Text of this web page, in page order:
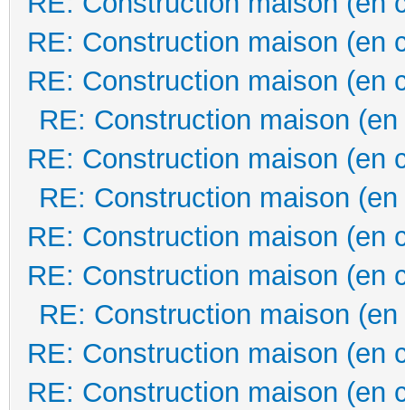
RE: Construction maison (en
RE: Construction maison (en
RE: Construction maison
RE: Construction maison (en
RE: Construction maison
RE: Construction maison (en
RE: Construction maison (en
RE: Construction maison
RE: Construction maison (en
RE: Construction maison (en